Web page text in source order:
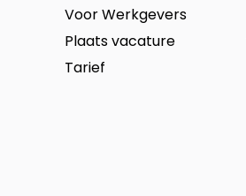
Voor Werkgevers
Plaats vacature
Tarief